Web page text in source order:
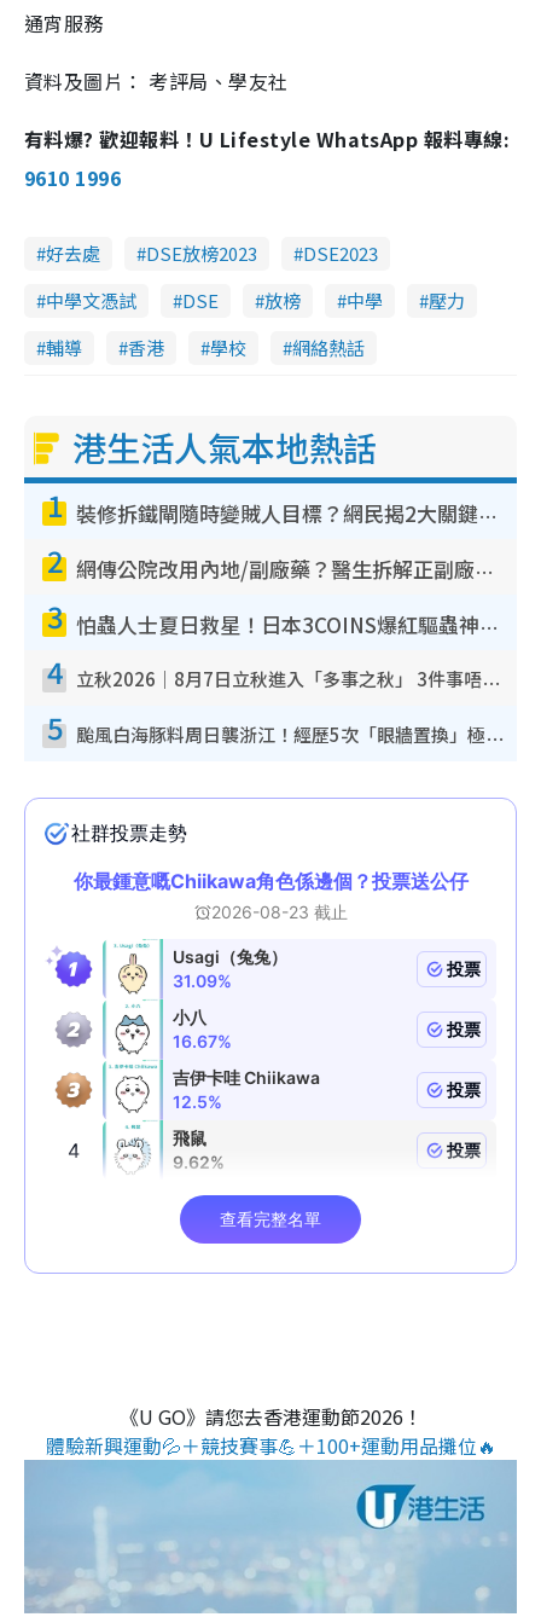
通宵服務
資料及圖片： 考評局、學友社
有料爆? 歡迎報料！U Lifestyle WhatsApp 報料專線:
9610 1996
好去處 DSE放榜2023‌
DSE2023
中學文憑試
DSE 放榜 中學
壓力
輔導
香港 學校 網絡熱話
港生活人氣本地熱話
1 裝修拆鐵閘隨時變賊人目標？網民揭2大關鍵用途：裝新式等於白裝？附新舊鐵閘分別
2 網傳公院改用內地/副廠藥？醫生拆解正副廠分別 揭4類人換藥隨時出事
3 怕蟲人士夏日救星！日本3COINS爆紅驅蟲神器$45起 1招「全程免觸碰」輕鬆搞定小強
4 立秋2026｜8月7日立秋進入「多事之秋」 3件事唔做得！專家教6招開運 清枱頭／銀包納氣接好運
5 颱風白海豚料周日襲浙江！經歷5次「眼牆置換」極罕見 成登陸內地最長途颱風
《U GO》請您去香港運動節2026！
體驗新興運動💦＋競技賽事💪＋100+運動用品攤位🔥